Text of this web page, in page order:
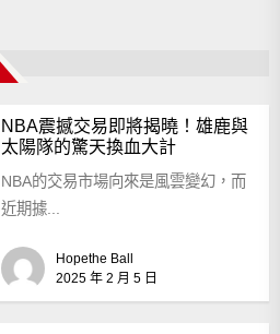
NBA震撼交易即將揭曉！雄鹿與
太陽隊的驚天換血大計
NBA的交易市場向來是風雲變幻，而
近期據...
Hopethe Ball
2025 年 2 月 5 日